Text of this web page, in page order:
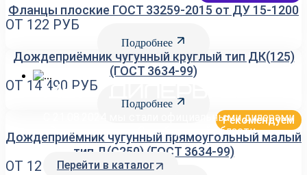
Мы - дилеры LD
С 21.08.2024 мы стали официальными дилерами
LD на территории Оренбургской области
Перейти в каталог
Фланцы плоские ГОСТ 33259-2015 от ДУ 15-1200
ОТ 122 РУБ
Подробнее
Дождеприёмник чугунный круглый тип ДК(125)
(ГОСТ 3634-99)
ОТ 14 490 РУБ
Подробнее
Рекомендуем
Дождеприёмник чугунный прямоугольный малый
тип Д(С250) (ГОСТ 3634-99)
ОТ 12 074РУБ